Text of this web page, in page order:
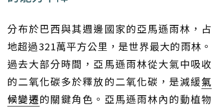
分布於巴西與其週邊國家的亞馬遜雨林，占
地超過321萬平方公里，是世界最大的雨林。
過去大部分時間，亞馬遜雨林從大氣中吸收
的二氧化碳多於釋放的二氧化碳，是減緩氣
候變遷的關鍵角色。亞馬遜雨林內的動植物